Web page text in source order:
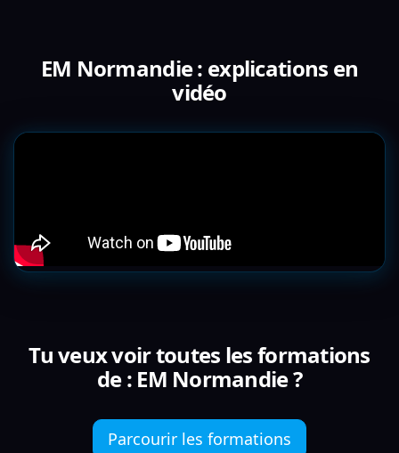
EM Normandie : explications en
vidéo
Tu veux voir toutes les formations
de : EM Normandie ?
Parcourir les formations